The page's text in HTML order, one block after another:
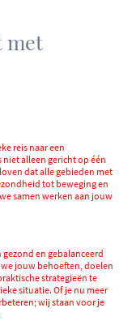
met
reis naar een
alleen gericht op één
dat alle gebieden met
tot beweging en
samen werken aan jouw
gezond en gebalanceerd
jouw behoeften, doelen
strategieën te
situatie. Of je nu meer
wij staan voor je